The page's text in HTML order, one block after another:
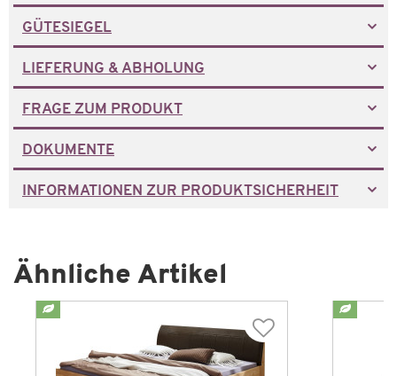
GÜTESIEGEL
LIEFERUNG & ABHOLUNG
FRAGE ZUM PRODUKT
DOKUMENTE
INFORMATIONEN ZUR PRODUKTSICHERHEIT
Ähnliche Artikel